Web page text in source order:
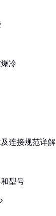
冷
连接规范详解
型号